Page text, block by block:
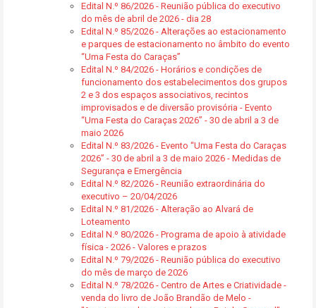
Edital N.º 86/2026 - Reunião pública do executivo
do mês de abril de 2026 - dia 28
Edital N.º 85/2026 - Alterações ao estacionamento
e parques de estacionamento no âmbito do evento
“Uma Festa do Caraças”
Edital N.º 84/2026 - Horários e condições de
funcionamento dos estabelecimentos dos grupos
2 e 3 dos espaços associativos, recintos
improvisados e de diversão provisória - Evento
“Uma Festa do Caraças 2026” - 30 de abril a 3 de
maio 2026
Edital N.º 83/2026 - Evento “Uma Festa do Caraças
2026” - 30 de abril a 3 de maio 2026 - Medidas de
Segurança e Emergência
Edital N.º 82/2026 - Reunião extraordinária do
executivo – 20/04/2026
Edital N.º 81/2026 - Alteração ao Alvará de
Loteamento
Edital N.º 80/2026 - Programa de apoio à atividade
física - 2026 - Valores e prazos
Edital N.º 79/2026 - Reunião pública do executivo
do mês de março de 2026
Edital N.º 78/2026 - Centro de Artes e Criatividade -
venda do livro de João Brandão de Melo -